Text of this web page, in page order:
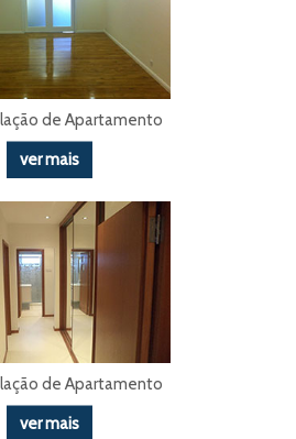
de Apartamento
ver mais
de Apartamento
ver mais